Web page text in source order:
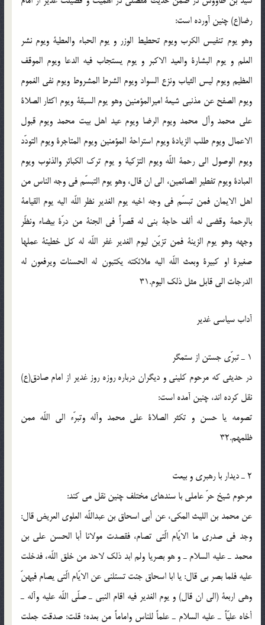
رضا(ع) چنين آورده است:
وهو يوم تنفيس الكرب ويوم تحطيط الوزر و يوم الحباء والعطية ويوم نشر
العلم و يوم البشارة والعيد الاكبر و يوم يستجاب فيه الدعا ويوم الموقف
العظيم ويوم ليس الثياب ونزع السواد ويوم الشرط المشروط ويوم نفى الغموم
ويوم الصفح عن مذنبى شيعة اميرالمؤمنين وهو يوم السبقة ويوم اكثار الصلاة
على محمد وآل محمد ويوم الرضا ويوم عيد اهل بيت محمد ويوم قبول
الاعمال ويوم طلب الزيادة ويوم استراحة المؤمنين ويوم المتاجرة ويوم التودّد
ويوم الوصول الى رحمة اللّه ويوم التزكية و يوم ترك الكبائر والذنوب ويوم
العبادة ويوم تفطير الصائمين، الى ان قال، وهو يوم التبسّم فى وجه الناس من
اهل الايمان فمن تبسّم فى وجه اخيه يوم الغدير نظر اللّه اليه يوم القيامة
بالرحمة وقضى له ألف حاجة بنى له قصراً فى الجنة من درّة بيضاء ونظّر
وجهه وهو يوم الزينة فمن تزيّن ليوم الغدير غفر اللّه له كل خطيئة عملها
صغيرة او كبيرة وبعث اللّه اليه ملائكته يكتبون له الحسنات ويرفعون له
الدرجات الى قابل مثل ذلك اليوم.31
آداب سياسى غدير
1 ـ تبرّى جستن از ستمگر
در حديثى كه مرحوم كلينى و ديگران درباره روزه روز غدير از امام صادق(ع)
نقل كرده اند، چنين آمده است:
تصومه يا حسن و تكثر الصلاة على محمد وآله وتبرّء الى اللّه ممن
ظلمهم.32
2 ـ ديدار با رهبرى و بيعت
مرحوم شيخ حرّ عاملى با سندهاى مختلف چنين نقل مى كند:
عن محمد بن الليث المكى، عن أبى اسحاق بن عبداللّه العلوى العريض قال:
وجد فى صدرى ما الايّام الّتى تصام، فقصدت مولانا أبا الحسن على بن
محمد ـ عليه السلام ـ و هو بصريا ولم ابد ذلك لاحد من خلق اللّه، فدخلت
عليه فلما بصر بى قال: يا ابا اسحاق جئت تسئلنى عن الايّام الّتى يصام فيهنّ
وهى اربعة (الى ان قال) و يوم الغدير فيه اقام النبى ـ صلّى اللّه عليه وآله ـ
أخاه عليّاً ـ عليه السلام ـ علماً للناس واماماً من بعده؛ قلت: صدقت جعلت